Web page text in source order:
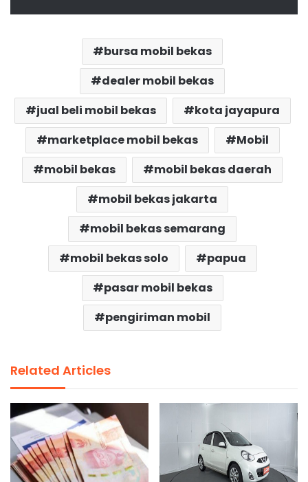
bursa mobil bekas
dealer mobil bekas
jual beli mobil bekas
kota jayapura
marketplace mobil bekas
Mobil
mobil bekas
mobil bekas daerah
mobil bekas jakarta
mobil bekas semarang
mobil bekas solo
papua
pasar mobil bekas
pengiriman mobil
Related Articles